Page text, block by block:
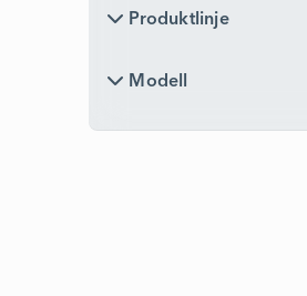
Produktlinje
Produktlinje
Modell
Modell